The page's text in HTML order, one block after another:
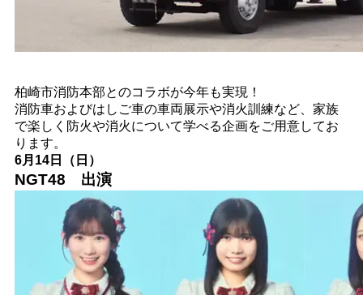
柏崎市消防本部とのコラボが今年も実現！
消防車およびはしご車の車両展示や消火訓練など、家族
で楽しく防火や消火について学べる企画をご用意してお
ります。
6月14日（日）
NGT48 出演